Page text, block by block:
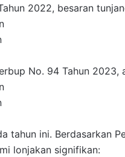
2022, besaran
No. 94 Tahun
tahun ini. Berdasarkan
lonjakan signifikan: